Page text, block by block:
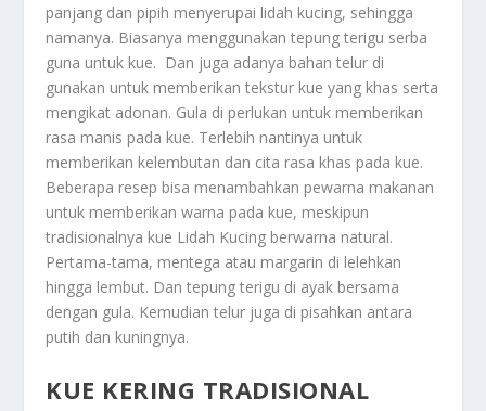
panjang dan pipih menyerupai lidah kucing, sehingga
namanya. Biasanya menggunakan tepung terigu serba
guna untuk kue. Dan juga adanya bahan telur di
gunakan untuk memberikan tekstur kue yang khas serta
mengikat adonan. Gula di perlukan untuk memberikan
rasa manis pada kue. Terlebih nantinya untuk
memberikan kelembutan dan cita rasa khas pada kue.
Beberapa resep bisa menambahkan pewarna makanan
untuk memberikan warna pada kue, meskipun
tradisionalnya kue Lidah Kucing berwarna natural.
Pertama-tama, mentega atau margarin di lelehkan
hingga lembut. Dan tepung terigu di ayak bersama
dengan gula. Kemudian telur juga di pisahkan antara
putih dan kuningnya.
KUE KERING TRADISIONAL